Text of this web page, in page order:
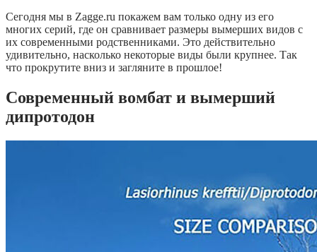
Сегодня мы в Zagge.ru покажем вам только одну из его
многих серий, где он сравнивает размеры вымерших видов с
их современными родственниками. Это действительно
удивительно, насколько некоторые виды были крупнее. Так
что прокрутите вниз и загляните в прошлое!
Современный вомбат и вымерший
дипротодон